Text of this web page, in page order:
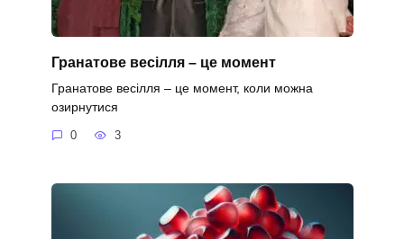
Гранатове весілля – це момент
Гранатове весілля – це момент, коли можна
озирнутися
0 3